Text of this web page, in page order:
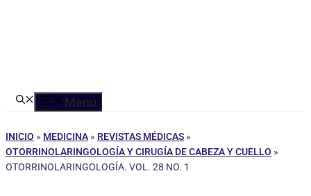
Menú
INICIO » MEDICINA » REVISTAS MÉDICAS »
OTORRINOLARINGOLOGÍA Y CIRUGÍA DE CABEZA Y CUELLO »
OTORRINOLARINGOLOGÍA. VOL. 28 NO. 1